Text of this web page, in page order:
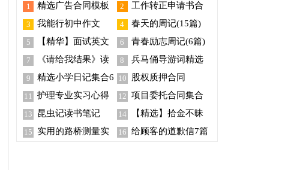
1
精选广告合同模板
集锦9篇
2
工作转正申请书合
集15篇
3 我能行初中作文 4 春天的周记(15篇)
5
【精华】面试英文
自我介绍范文汇编9篇
6 青春励志周记(6篇)
7
《请给我结果》读
书笔记
8
兵马俑导游词精选
15篇
9
精选小学日记集合6
篇
10 股权质押合同
11
护理专业实习心得
15篇
12 项目委托合同集合
七篇
13
昆虫记读书笔记
【热】
14
【精选】拾金不昧
感谢信范文合集8篇
15 实用的路桥测量实
16 给顾客的道歉信7篇